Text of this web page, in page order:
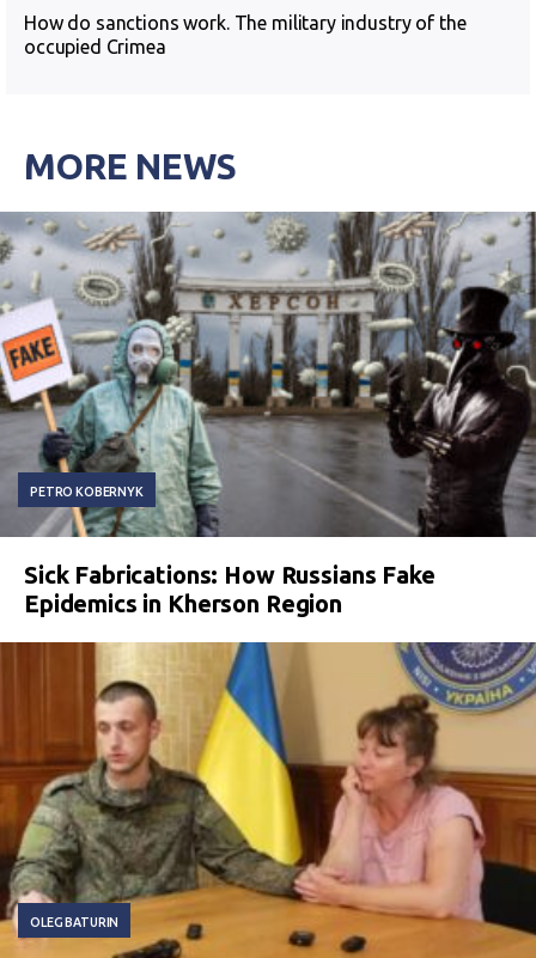
How do sanctions work. The military industry of the
occupied Crimea
MORE NEWS
PETRO KOBERNYK
Sick Fabrications: How Russians Fake
Epidemics in Kherson Region
OLEG BATURIN